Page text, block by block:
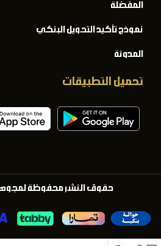
المفضلة
نموذج تأكيد التحويل البنكي
المدونة
تحميل التطبيقات
حقوق النشر محفوظة